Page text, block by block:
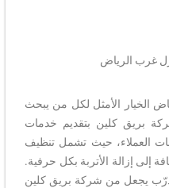
غرب الرياض
الخيار الأمثل لكل من يبحث
بريق كلين بتقديم خدمات
العملاء، حيث تشمل تنظيف
إلى إزالة الأتربة بكل حرفية.
يجعل من شركة بريق كلين